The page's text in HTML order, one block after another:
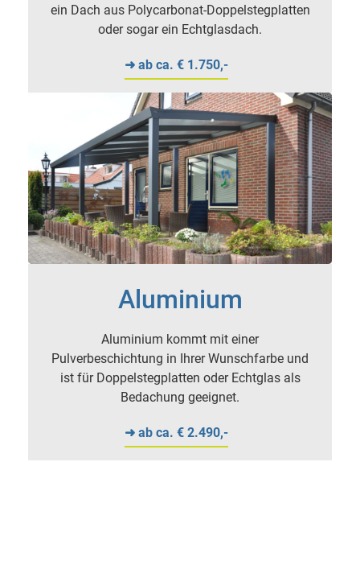
ein Dach aus Polycarbonat-Doppelstegplatten
oder sogar ein Echtglasdach.
➜ ab ca. € 1.750,-
Aluminium
Aluminium kommt mit einer
Pulverbeschichtung in Ihrer Wunschfarbe und
ist für Doppelstegplatten oder Echtglas als
Bedachung geeignet.
➜ ab ca. € 2.490,-